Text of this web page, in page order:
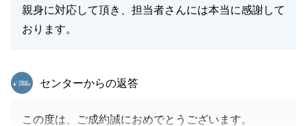
親身に対応して頂き、担当者さんには本当に感謝して
おります。
東急リバブル
センターからの返答
この度は、ご成約誠におめでとうございます。